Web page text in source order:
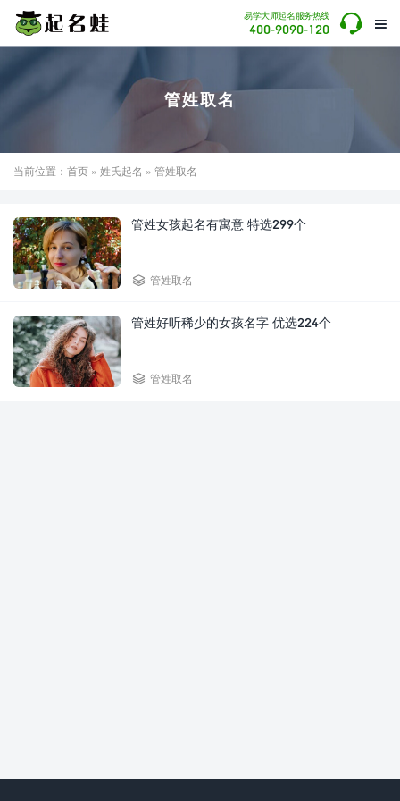

易学大师起名服务热线
400-9090-120 
管姓取名
当前位置： 首页 » 姓氏起名 » 管姓取名
管姓女孩起名有寓意 特选299个
 管姓取名
管姓好听稀少的女孩名字 优选224个
 管姓取名